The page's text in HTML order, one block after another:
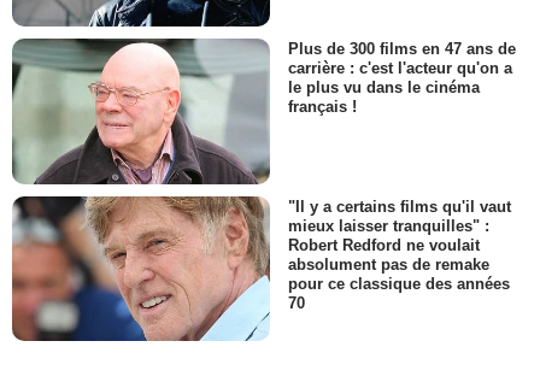
Plus de 300 films en 47 ans de
carrière : c'est l'acteur qu'on a
le plus vu dans le cinéma
français !
"Il y a certains films qu'il vaut
mieux laisser tranquilles" :
Robert Redford ne voulait
absolument pas de remake
pour ce classique des années
70